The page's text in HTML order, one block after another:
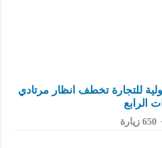
للتجارة تخطف انظار مرتادي
الرابع
650 زيارة